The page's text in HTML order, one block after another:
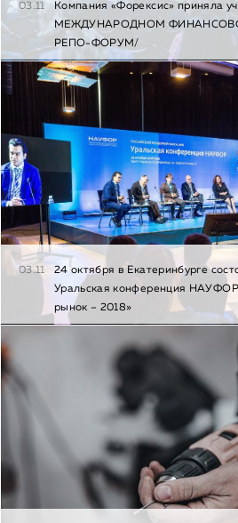
03.11
Компания «Форексис» приняла
МЕЖДУНАРОДНОМ
РЕПО-ФОРУМ/
03.11
24 октября в Екатеринбурге
Уральская конференция
рынок – 2018»